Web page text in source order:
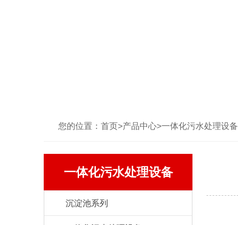
您的位置： 首页>产品中心>一体化污水处理设备
一体化污水处理设备
沉淀池系列